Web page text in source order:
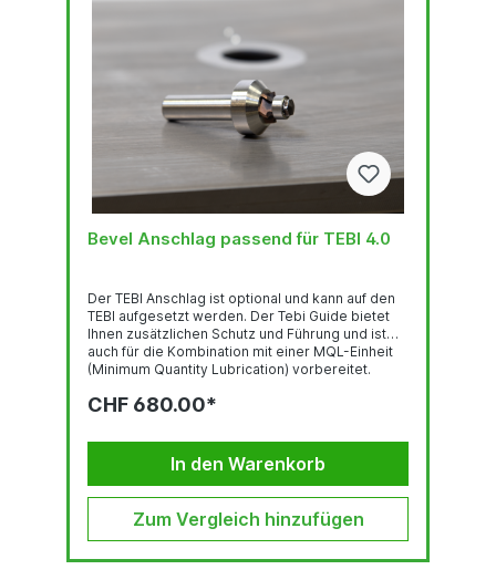
Bevel Anschlag passend für TEBI 4.0
Der TEBI Anschlag ist optional und kann auf den
TEBI aufgesetzt werden. Der Tebi Guide bietet
Ihnen zusätzlichen Schutz und Führung und ist
auch für die Kombination mit einer MQL-Einheit
(Minimum Quantity Lubrication) vorbereitet.
noch glatter und erhöht die Standzeit der Fräser.
von rostfreiem Stahl.
CHF 680.00*
In den Warenkorb
Zum Vergleich hinzufügen